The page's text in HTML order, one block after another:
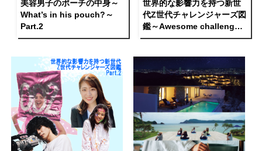
美容男子のポーチの中身～
What’s in his pouch?～
Part.2
世界的な影響力を持つ新世
代Z世代チャレンジャーズ図
鑑～Awesome challengers
of generationZ！～Part.3